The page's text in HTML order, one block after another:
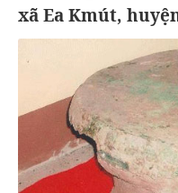
xã Ea Kmút,